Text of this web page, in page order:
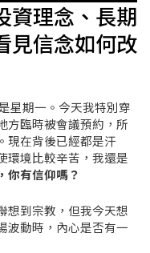
資理念、長期
見信念如何改
星期一。今天我特別穿
方臨時被會議預約，所
現在背後已經都是汗
環境比較辛苦，我還是
你有信仰嗎？
想到宗教，但我今天想
波動時，內心是否有一